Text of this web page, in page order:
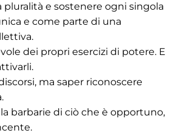
pluralità e sostenere ogni singola
e come parte di una
dei propri esercizi di potere. E
ma saper riconoscere
barbarie di ciò che è opportuno,